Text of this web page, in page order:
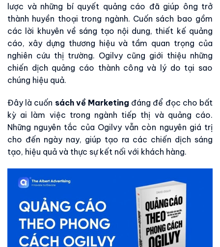
lược và những bí quyết quảng cáo đã giúp ông trở
thành huyền thoại trong ngành. Cuốn sách bao gồm
các lời khuyên về sáng tạo nội dung, thiết kế quảng
cáo, xây dựng thương hiệu và tầm quan trọng của
nghiên cứu thị trường. Ogilvy cũng giới thiệu những
chiến dịch quảng cáo thành công và lý do tại sao
chúng hiệu quả.
Đây là cuốn sách về Marketing đáng để đọc cho bất
kỳ ai làm việc trong ngành tiếp thị và quảng cáo.
Những nguyên tắc của Ogilvy vẫn còn nguyên giá trị
cho đến ngày nay, giúp tạo ra các chiến dịch sáng
tạo, hiệu quả và thực sự kết nối với khách hàng.